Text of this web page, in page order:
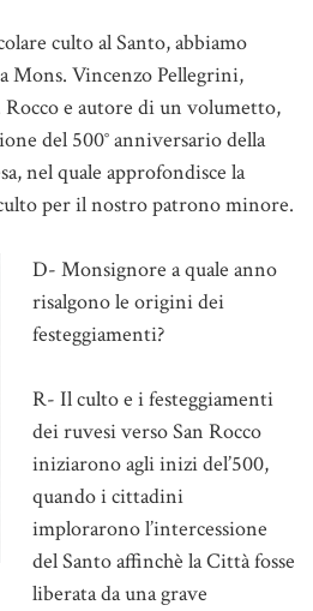
culto al Santo, abbiamo
Mons. Vincenzo Pellegrini,
e autore di un volumetto,
del 500° anniversario della
nel quale approfondisce la
per il nostro patrono minore.
D- Monsignore a quale anno
risalgono le origini dei
festeggiamenti?
R- Il culto e i festeggiamenti
dei ruvesi verso San Rocco
iniziarono agli inizi del’500,
quando i cittadini
implorarono l’intercessione
del Santo affinchè la Città fosse
liberata da una grave